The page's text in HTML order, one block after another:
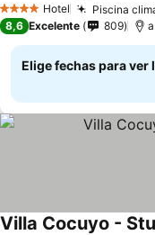
4 EstrellasHotel Piscina
8,6 Excelente 809
Elige fechas para
Villa Cocuyo -